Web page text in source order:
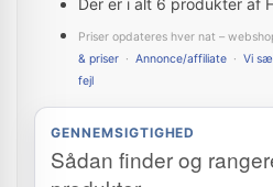
Der er i alt 6 produkter af
Priser opdateres hver nat –
& priser · Annonce/affiliate · Vi
fejl
GENNEMSIGTIGHED
Sådan finder og